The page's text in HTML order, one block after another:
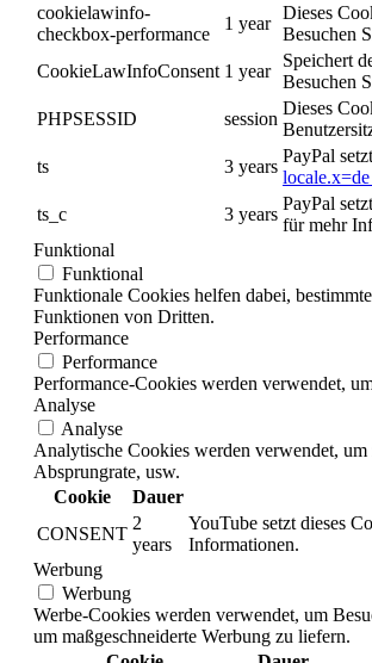
cookielawinfo-
checkbox-performance
1 year
Dieses
Besuchen
CookieLawInfoConsent 1 year
Speichert
Besuchen
PHPSESSID
session
Dieses
ts
3 years
PayPal
ts_c
3 years
PayPal
für mehr
Funktional
Funktional
Funktionale Cookies helfen dabei,
Funktionen von Dritten.
Performance
Performance
Performance-Cookies werden verwendet,
Analyse
Analyse
Analytische Cookies werden verwendet,
Absprungrate, usw.
Cookie
Dauer
CONSENT
2
years
YouTube setzt dieses
Informationen.
Werbung
Werbung
Werbe-Cookies werden verwendet, um
um maßgeschneiderte Werbung zu liefern.